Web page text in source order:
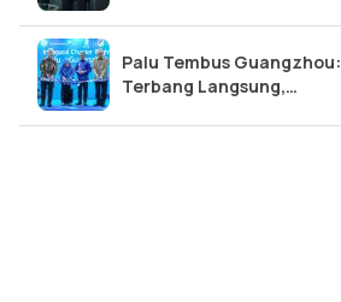
Palu Tembus Guangzhou:
Terbang Langsung,